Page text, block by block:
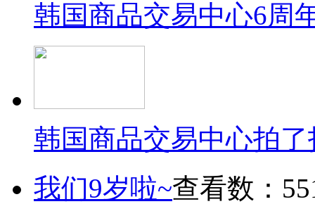
韩国商品交易中心6周
韩国商品交易中心拍
我们9岁啦~查看数：